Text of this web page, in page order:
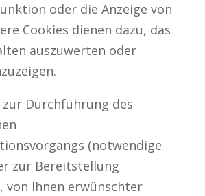
oder die Anzeige von
Cookies dienen dazu, das
auszuwerten oder
zur Durchführung des
(notwendige
zur Bereitstellung
von Ihnen erwünschter